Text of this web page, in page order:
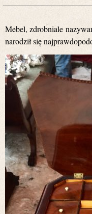
Mebel, zdrobniale
narodził się